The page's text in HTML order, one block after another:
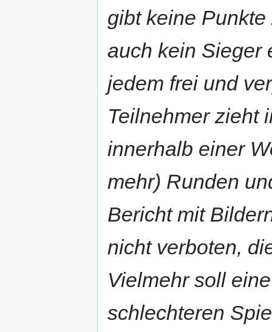
gibt keine
auch kein Sieger
jedem frei und
Teilnehmer zieht
innerhalb einer
mehr) Runden
Bericht mit
nicht verboten,
Vielmehr soll
schlechteren